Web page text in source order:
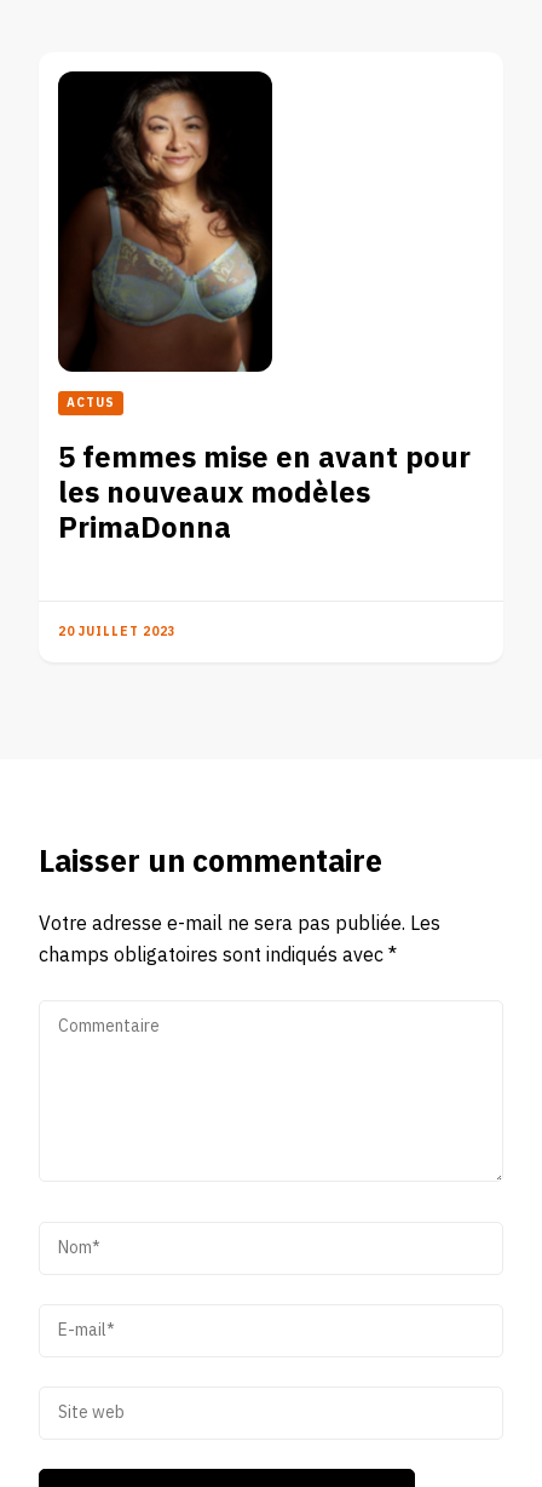
ACTUS
5 femmes mise en avant pour
les nouveaux modèles
PrimaDonna
20 JUILLET 2023
Laisser un commentaire
Votre adresse e-mail ne sera pas publiée. Les
champs obligatoires sont indiqués avec*